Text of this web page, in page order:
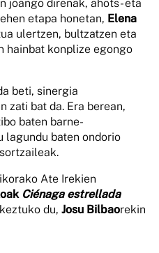
joango direnak, ahots- eta
etapa honetan, Elena
ulertzen, bultzatzen eta
hainbat konplize egongo
beti, sinergia
zati bat da. Era berean,
baten barne-
lagundu baten ondorio
Ate Irekien
Ciénaga estrellada
du, Josu Bilbaorekin